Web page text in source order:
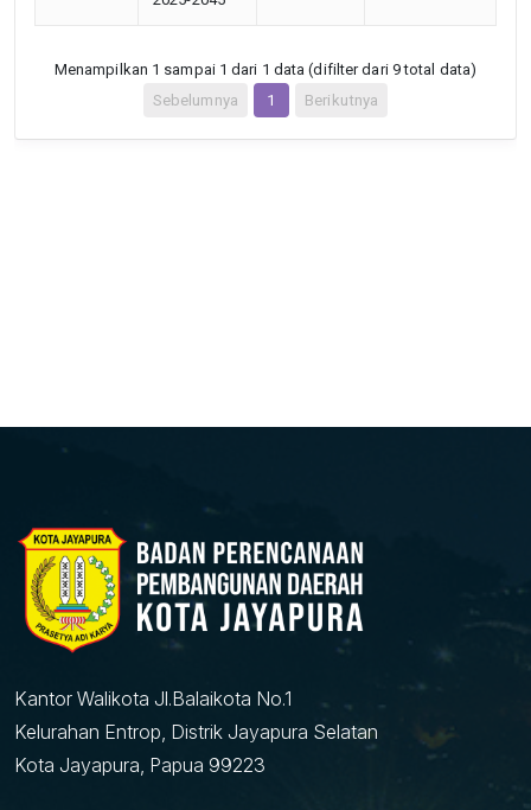
Kantor Walikota Jl.Balaikota No.1
Kelurahan Entrop, Distrik Jayapura Selatan
Kota Jayapura, Papua 99223